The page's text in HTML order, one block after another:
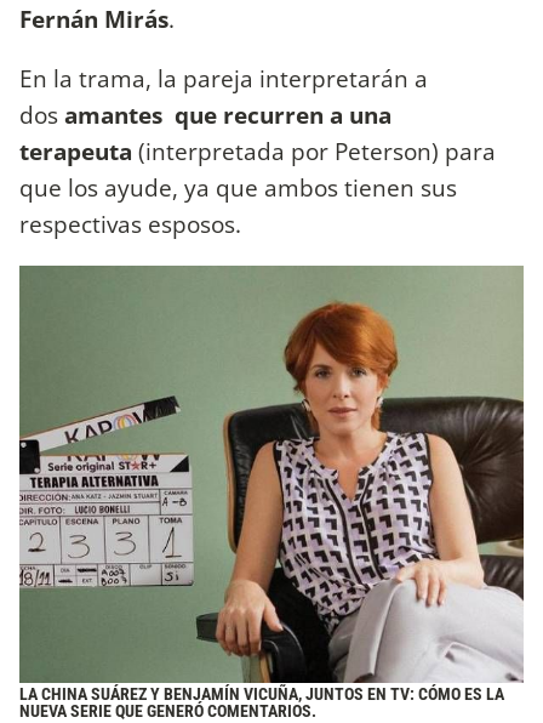
Fernán Mirás.
En la trama, la pareja interpretarán a
dosamantes que recurren a una
terapeuta (interpretada por Peterson) para
que los ayude, ya que ambos tienen sus
respectivas esposos.
LA CHINA SUÁREZ Y BENJAMÍN VICUÑA, JUNTOS EN TV: CÓMO ES LA
NUEVA SERIE QUE GENERÓ COMENTARIOS.